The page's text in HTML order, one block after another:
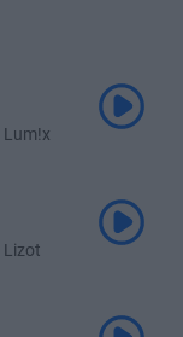
Lum!x
Lizot